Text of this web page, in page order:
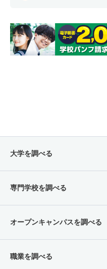
大学を調べる
専門学校を調べる
オープンキャンパスを調べる
職業を調べる